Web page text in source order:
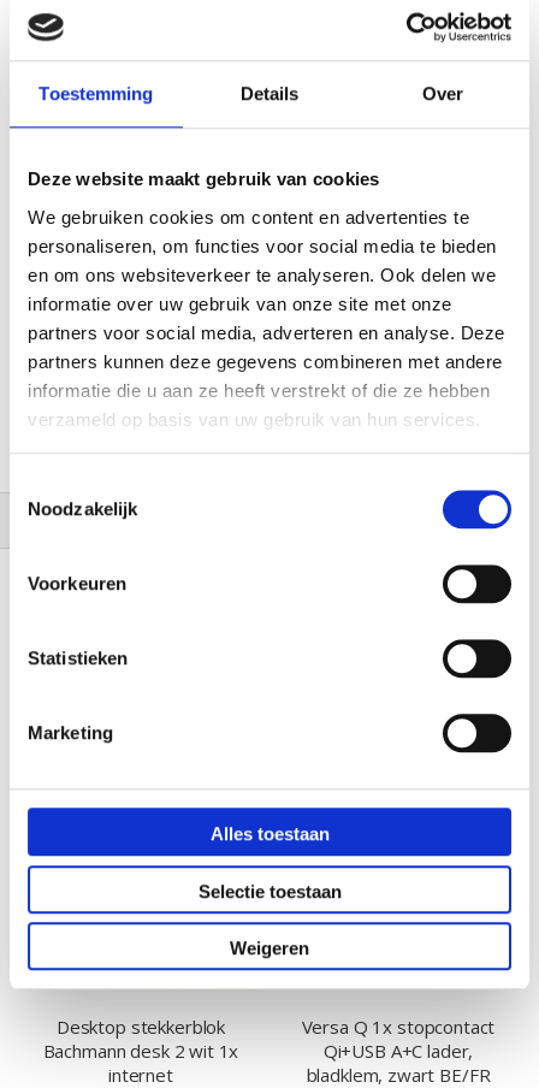
Toestemming Details Over
Deze website maakt gebruik van cookies
We gebruiken cookies om content en advertenties te
personaliseren, om functies voor social media te bieden
en om ons websiteverkeer te analyseren. Ook delen we
informatie over uw gebruik van onze site met onze
partners voor social media, adverteren en analyse. Deze
partners kunnen deze gegevens combineren met andere
informatie die u aan ze heeft verstrekt of die ze hebben
verzameld op basis van uw gebruik van hun services.
Noodzakelijk
Voorkeuren
Statistieken
Marketing
Alles toestaan
Selectie toestaan
Weigeren
Desk 1 bureau
stekkerdoos 2
stopcontacten en usb
€ 84,70
€ 70,00
Desk 1 bureau
stekkerblok 3x 230v met
3xcustom module (CEE
7/5 penaarde)
lader (CEE 7/5 penaarde)
Desk 1 stekkerdoos 3x
internetaansluiting (CEE
7/5 penaarde)
Desktop stekkerblok
Bachmann desk 2 wit 1x
internet
Versa Q 1x stopcontact
Qi+USB A+C lader,
bladklem, zwart BE/FR